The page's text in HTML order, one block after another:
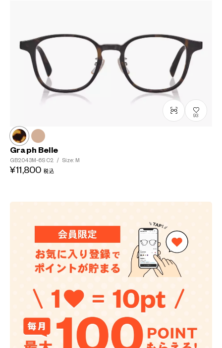
93
Graph Belle
GB2043M-6S C2 / Size: M
¥11,800 税込